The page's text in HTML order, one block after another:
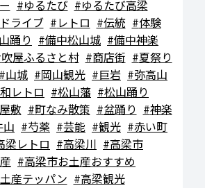
ゆるたび
ゆるたび高梁
ドライブ レトロ 伝統
体験
踊り
備中松山城
備中神楽
吹屋ふるさと村 商店街
夏祭り
山城 岡山観光 巨岩
弥高山
レトロ 松山藩
松山踊り
敷 町なみ散策 盆踊り
神楽
山 芍薬 芸能 観光
赤い町
梁レトロ 高梁川
高梁市
高梁市お土産おすすめ
産テッパン
高梁観光